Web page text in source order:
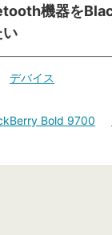
機器を
デバイス
Bold 9700